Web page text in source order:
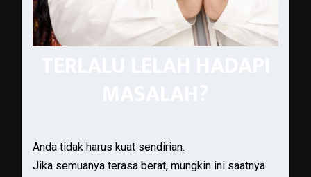
Anda tidak harus kuat sendirian.
Jika semuanya terasa berat, mungkin ini saatnya